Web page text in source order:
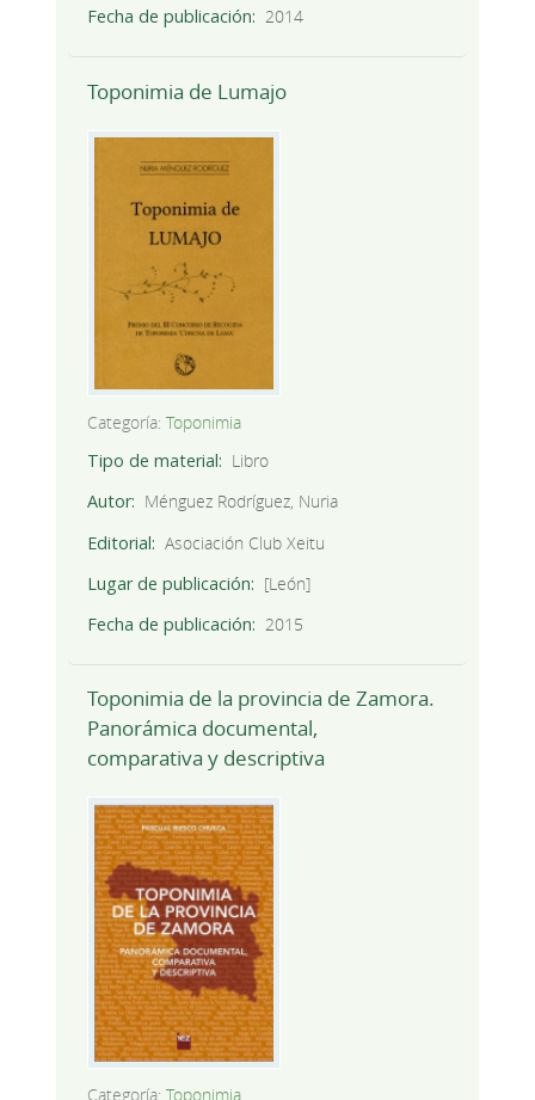
Fecha de publicación
2014
Toponimia de Lumajo
Categoría: Toponimia
Tipo de material
Libro
Autor
Ménguez Rodríguez, Nuria
Editorial
Asociación Club Xeitu
Lugar de publicación
[León]
Fecha de publicación
2015
Toponimia de la provincia de Zamora.
Panorámica documental,
comparativa y descriptiva
Categoría: Toponimia